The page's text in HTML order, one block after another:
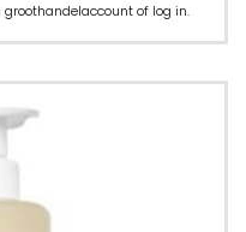
groothandelaccount of log in.